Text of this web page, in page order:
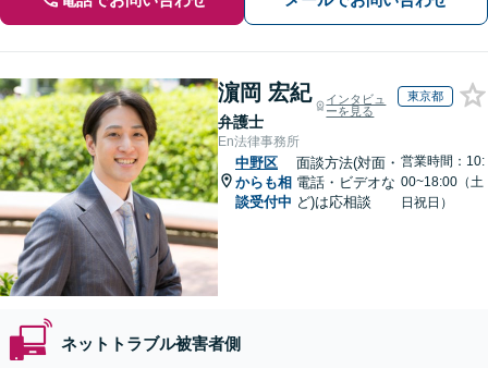
濵岡 宏紀
弁護士
インタビュ
ーを見る
東京都
En法律事務所
中野区
からも相
談受付中
面談方法(対面・
電話・ビデオな
ど)は応相談
営業時間：10:
00~18:00（土
日祝日）
ネットトラブル被害者側